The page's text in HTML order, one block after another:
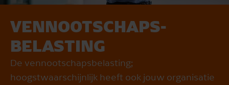
VENNOOTSCHAPS­
BELASTING
De vennootschapsbelasting;
hoogstwaarschijnlijk heeft ook jouw organisatie